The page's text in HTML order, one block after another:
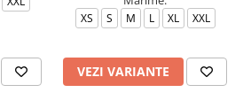
XS S M L XL XXL
VEZI VARIANTE